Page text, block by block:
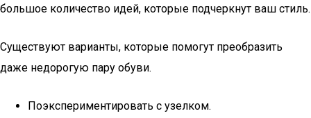
большое количество идей, которые подчеркнут ваш стиль.
Существуют варианты, которые помогут преобразить
даже недорогую пару обуви.
Поэкспериментировать с узелком.